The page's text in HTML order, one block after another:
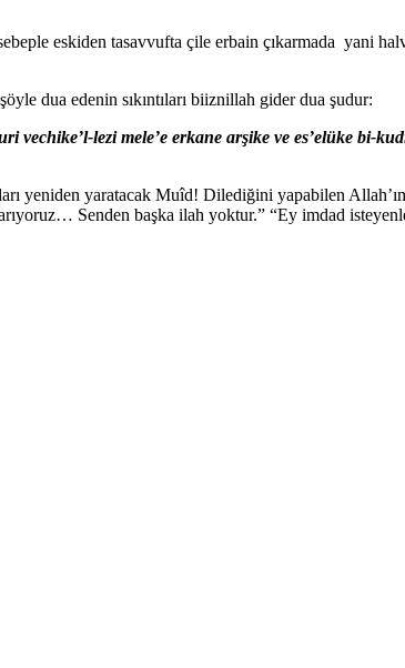
eskiden tasavvufta çile erbain çıkarmada yani
dua edenin sıkıntıları biiznillah gider dua şudur:
lezi mele’e erkane arşike ve es’elüke bi-
yeniden yaratacak Muîd! Dilediğini yapabilen
Senden başka ilah yoktur.” “Ey imdad